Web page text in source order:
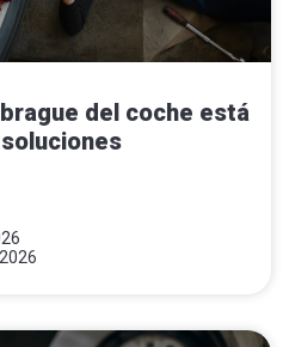
del coche está